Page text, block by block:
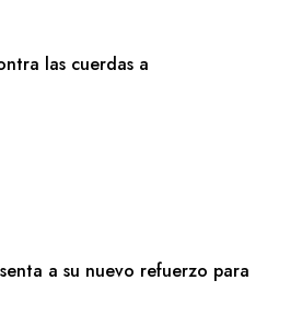
las cuerdas a
a su nuevo refuerzo para